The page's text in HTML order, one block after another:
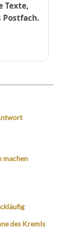
Texte,
machen
des Kremls